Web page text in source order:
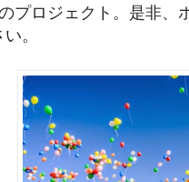
プロジェクト。是非、
。